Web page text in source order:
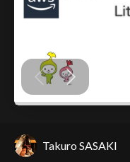
Takuro SASAKI